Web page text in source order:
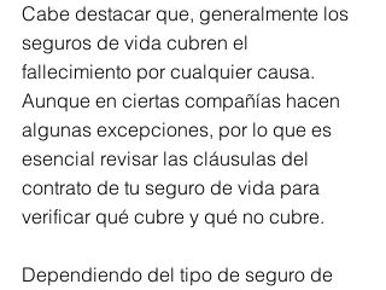
Cabe destacar que, generalmente los
seguros de vida cubren el
fallecimiento por cualquier causa.
Aunque en ciertas compañías hacen
algunas excepciones, por lo que es
esencial revisar las cláusulas del
contrato de tu seguro de vida para
verificar qué cubre y qué no cubre.
Dependiendo del tipo de seguro de